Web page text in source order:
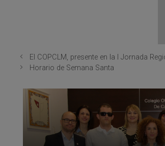
El COPCLM, presente en la I Jornada
Horario de Semana Santa